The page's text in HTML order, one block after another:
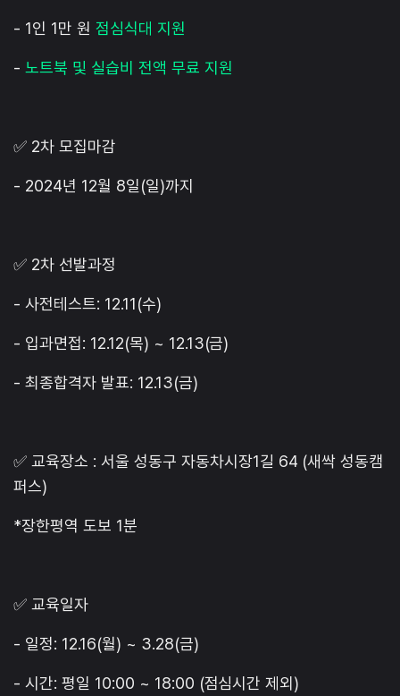
- 1인 1만 원 점심식대 지원
- 노트북 및 실습비 전액 무료 지원
✅ 2차 모집마감
- 2024년 12월 8일(일)까지
✅ 2차 선발과정
- 사전테스트: 12.11(수)
- 입과면접: 12.12(목) ~ 12.13(금)
- 최종합격자 발표: 12.13(금)
✅ 교육장소 : 서울 성동구 자동차시장1길 64 (새싹 성동캠
퍼스)
*장한평역 도보 1분
✅ 교육일자
- 일정: 12.16(월) ~ 3.28(금)
- 시간: 평일 10:00 ~ 18:00 (점심시간 제외)